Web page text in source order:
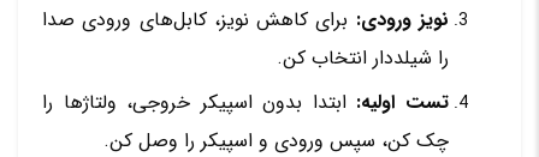
نویز ورودی: برای کاهش نویز، کابل‌های ورودی صدا
را شیلددار انتخاب کن.
تست اولیه: ابتدا بدون اسپیکر خروجی، ولتاژها را
چک کن، سپس ورودی و اسپیکر را وصل کن.